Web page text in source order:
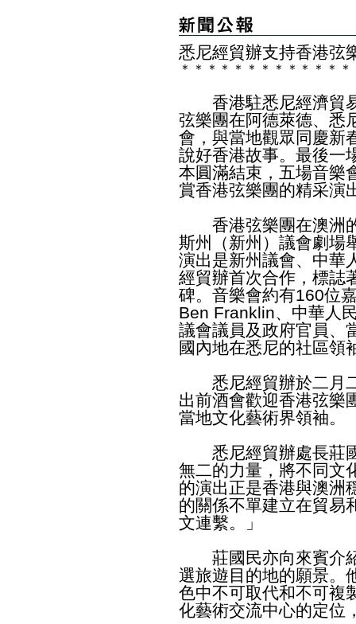
悉尼經貿辦支持香港弦
＊ ＊ ＊ ＊ ＊ ＊ ＊ ＊ ＊ ＊ ＊ ＊ ＊
香港駐悉尼經濟貿易
弦樂團在阿德萊德、悉
會，與當地觀眾同慶新
說好香港故事。最後一
本圓滿結束，五場音樂
賞香港弦樂團的精采演
香港弦樂團在澳洲的
斯州（新州）議會劇場
演出是新州議會、中華
經貿辦首次合作，標誌
碑。音樂會約有160位
Ben Franklin、中華人
議會議員及政府官員、
國內地在悉尼的社區領
悉尼經貿辦於二月二
出前酒會歡迎香港弦樂
當地文化藝術界領袖。
悉尼經貿辦處長莊國
無二的力量，將不同文
的演出正是香港與澳洲
的關係不單建立在貿易
文連繫。」
莊國民亦向來賓介紹
選旅遊目的地的願景。
色中不可取代和不可複
化藝術交流中心的定位